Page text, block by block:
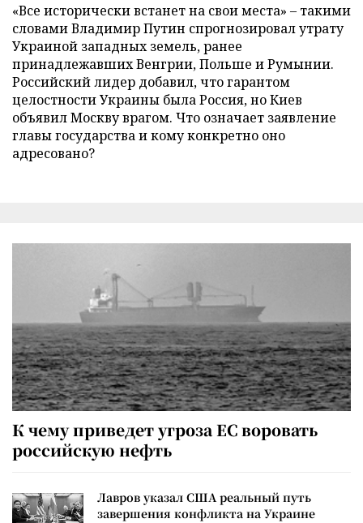
«Все исторически встанет на свои места» – такими
словами Владимир Путин спрогнозировал утрату
Украиной западных земель, ранее
принадлежавших Венгрии, Польше и Румынии.
Российский лидер добавил, что гарантом
целостности Украины была Россия, но Киев
объявил Москву врагом. Что означает заявление
главы государства и кому конкретно оно
адресовано?
К чему приведет угроза ЕС воровать
российскую нефть
Лавров указал США реальный путь
завершения конфликта на Украине